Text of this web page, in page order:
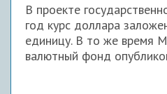
В проекте
год курс доллара
единицу. В то же время
валютный фонд